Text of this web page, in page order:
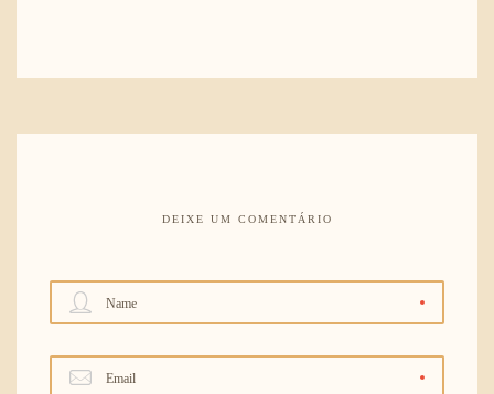
DEIXE UM COMENTÁRIO
Name
Email